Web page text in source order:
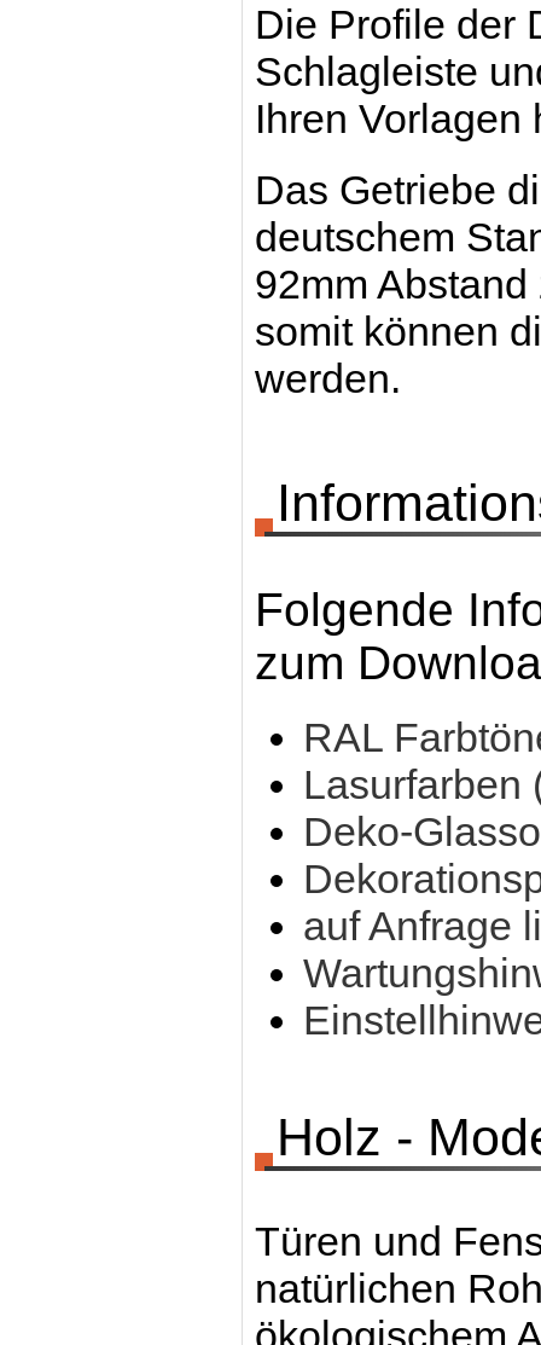
Die Profile der
Schlagleiste
Ihren Vorlagen
Das Getriebe
deutschem
92mm
somit können
werden.
Folgende
zum
RAL
Lasurfarben
Deko-
auf Anfrage
Holz -
Türen und
natürlichen
ökologischem